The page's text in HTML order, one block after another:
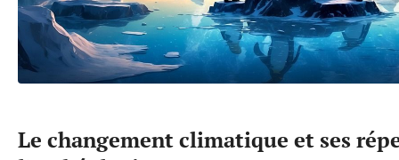
Le changement climatique et ses